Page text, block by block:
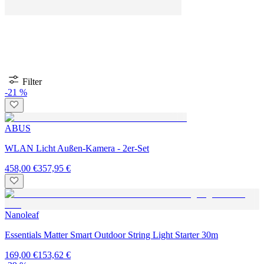
Filter
-21 %
ABUS
WLAN Licht Außen-Kamera - 2er-Set
458,00 €357,95 €
Nanoleaf
Essentials Matter Smart Outdoor String Light Starter 30m
169,00 €153,62 €